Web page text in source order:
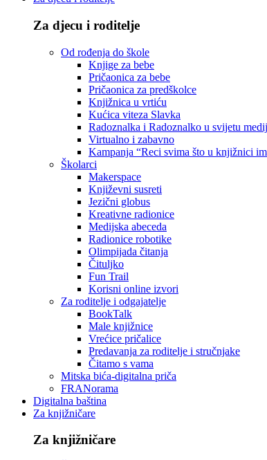
Za djecu i roditelje
Od rođenja do škole
Knjige za bebe
Pričaonica za bebe
Pričaonica za predškolce
Knjižnica u vrtiću
Kućica viteza Slavka
Radoznalka i Radoznalko u svijetu
Virtualno i zabavno
Kampanja “Reci svima što u knjižnici
Školarci
Makerspace
Književni susreti
Jezični globus
Kreativne radionice
Medijska abeceda
Radionice robotike
Olimpijada čitanja
Čituljko
Fun Trail
Korisni online izvori
Za roditelje i odgajatelje
BookTalk
Male knjižnice
Vrećice pričalice
Predavanja za roditelje i stručnjake
Čitamo s vama
Mitska bića-digitalna priča
FRANorama
Digitalna baština
Za knjižničare
Za knjižničare